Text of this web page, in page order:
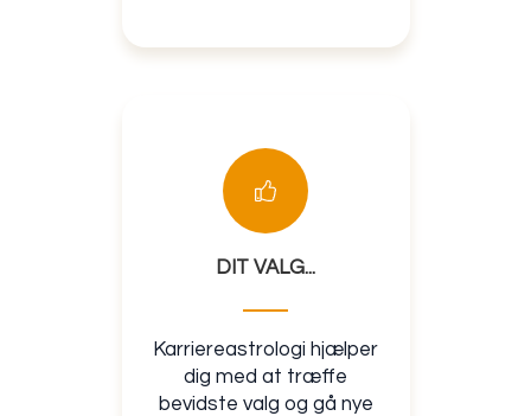
DIT VALG...
Karriereastrologi hjælper
dig med at træffe
bevidste valg og gå nye